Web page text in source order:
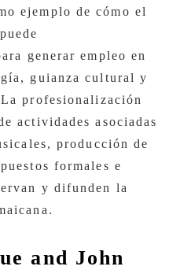
ejemplo de cómo el
generar empleo en
guianza cultural y
profesionalización
actividades asociadas
producción de
formales e
y difunden la
and John